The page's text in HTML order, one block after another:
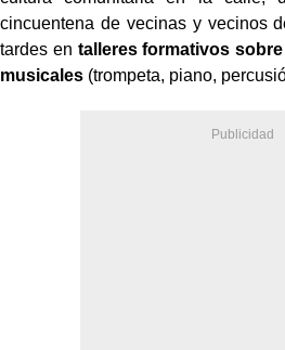
cincuentena de vecinas y vecinos
tardes en talleres formativos
musicales (trompeta, piano,